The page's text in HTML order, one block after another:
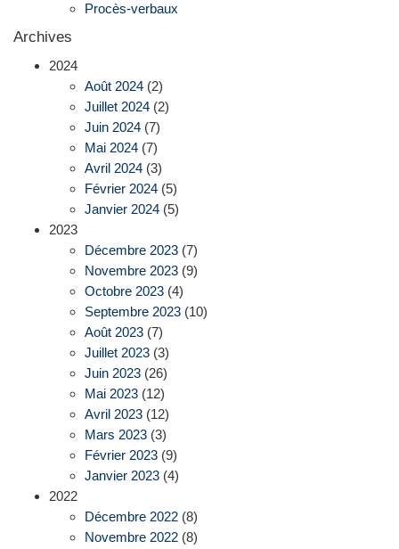
Procès-verbaux
Archives
2024
Août 2024 (2)
Juillet 2024 (2)
Juin 2024 (7)
Mai 2024 (7)
Avril 2024 (3)
Février 2024 (5)
Janvier 2024 (5)
2023
Décembre 2023 (7)
Novembre 2023 (9)
Octobre 2023 (4)
Septembre 2023 (10)
Août 2023 (7)
Juillet 2023 (3)
Juin 2023 (26)
Mai 2023 (12)
Avril 2023 (12)
Mars 2023 (3)
Février 2023 (9)
Janvier 2023 (4)
2022
Décembre 2022 (8)
Novembre 2022 (8)